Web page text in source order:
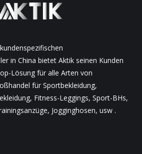
in China bietet Aktik seinen Kunden
Lösung für alle Arten von
für Sportbekleidung,
Fitness-Leggings, Sport-BHs,
Jogginghosen, usw .